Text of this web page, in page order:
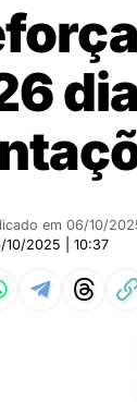
10/2025 | 10:37
em 06/10/